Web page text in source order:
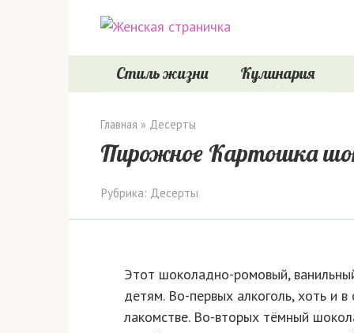
Стиль жизни Кулинария
Главная » Десерты
Пирожное Картошка
Рубрика: Десерты
Этот шоколадно-ромовый,
детям. Во-первых алкоголь, хоть и
лакомстве. Во-вторых тёмный